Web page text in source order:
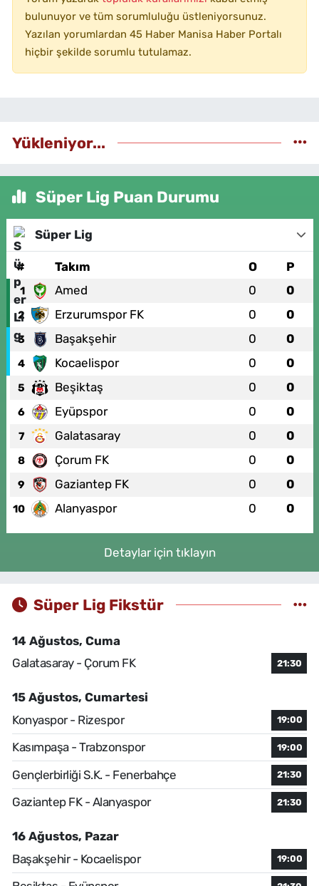
bulunuyor ve tüm sorumluluğu üstleniyorsunuz.
Yazılan yorumlardan 45 Haber Manisa Haber Portalı
hiçbir şekilde sorumlu tutulamaz.
Yükleniyor...
Süper Lig Puan Durumu
Süper Lig
# Takım O P
1 Amed 0 0
2 Erzurumspor FK 0 0
3 Başakşehir 0 0
4 Kocaelispor 0 0
5 Beşiktaş 0 0
6 Eyüpspor 0 0
7 Galatasaray 0 0
8 Çorum FK 0 0
9 Gaziantep FK 0 0
10 Alanyaspor 0 0
Detaylar için tıklayın
Süper Lig Fikstür
14 Ağustos, Cuma
Galatasaray - Çorum FK
21:30
15 Ağustos, Cumartesi
Konyaspor - Rizespor
19:00
Kasımpaşa - Trabzonspor 19:00
Gençlerbirliği S.K. - Fenerbahçe 21:30
Gaziantep FK - Alanyaspor 21:30
16 Ağustos, Pazar
Başakşehir - Kocaelispor
19:00